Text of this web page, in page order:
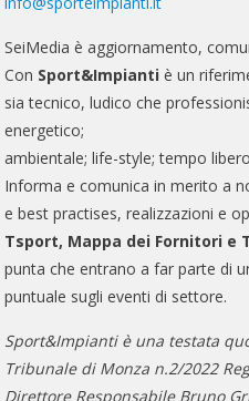
SeiMedia è aggiornamento,
Con Sport&Impianti è un
sia tecnico, ludico che
energetico;
ambientale; life-style; tempo
Informa e comunica in merito a
e best practises, realizzazioni e
Tsport, Mappa dei Fornitori e
punta che entrano a far parte di
puntuale sugli eventi di settore.
Sport&Impianti è una testata
Tribunale di Monza n.2/2022
Direttore Responsabile Bruno